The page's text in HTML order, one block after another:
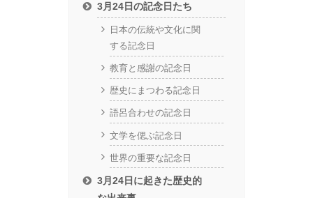
3月24日の記念日たち
日本の伝統や文化に関
する記念日
教育と感謝の記念日
歴史にまつわる記念日
語呂合わせの記念日
文学を偲ぶ記念日
世界の重要な記念日
3月24日に起きた歴史的